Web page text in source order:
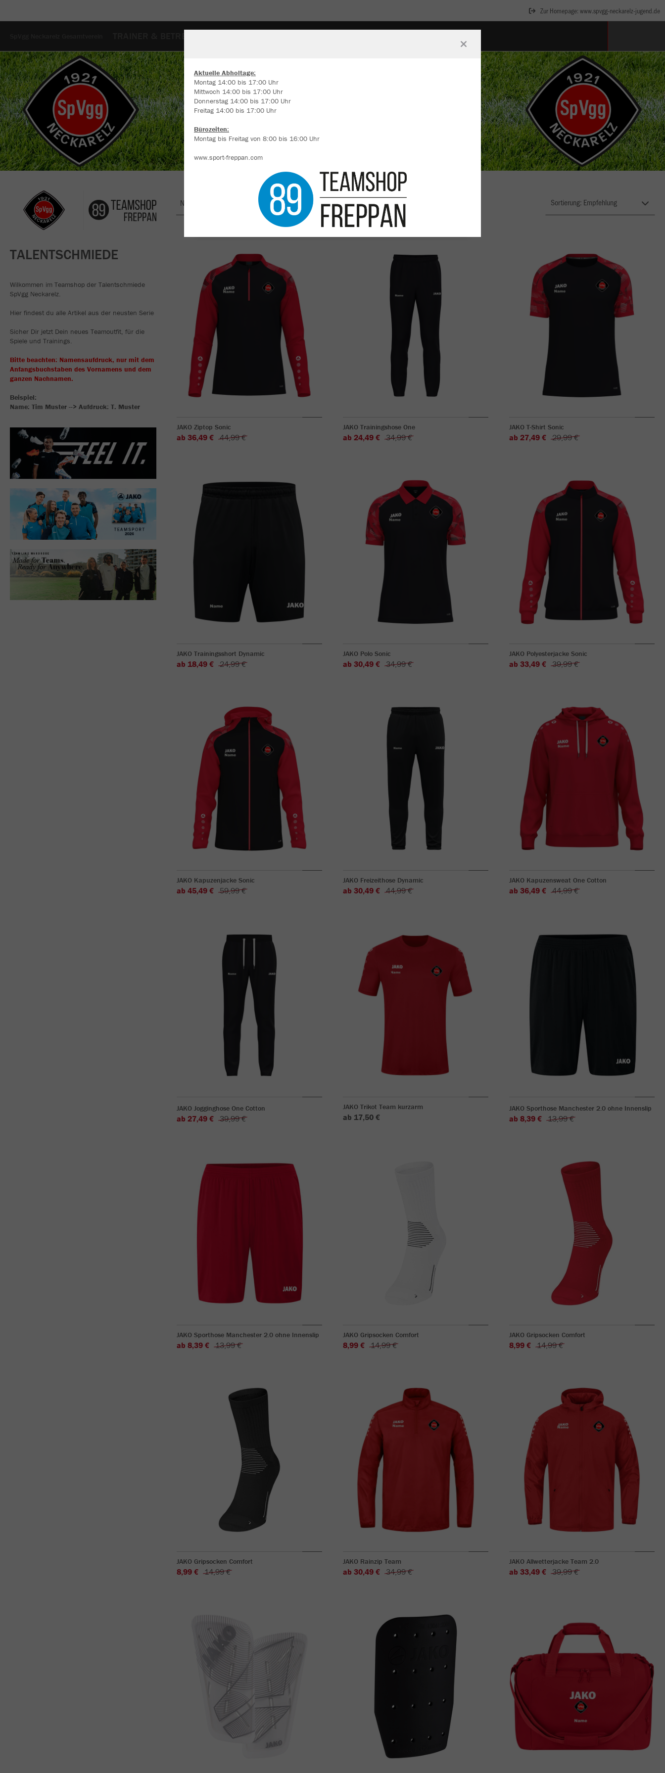
Zur Homepage: www.spvgg-neckarelz-jugend.de
TALENTSCHMIEDE
Wilkommen im Teamshop der Talentschmiede
SpVgg Neckarelz.
Hier findest du alle Artikel aus der neusten Serie
Sicher Dir jetzt Dein neues Teamoutfit, für die
Spiele und Trainings.
Bitte beachten: Namensaufdruck, nur mit dem
Anfangsbuchstaben des Vornamens und dem
ganzen Nachnamen.
Beispiel:
Name: Tim Muster --> Aufdruck: T. Muster
Nachhaltig Farbe
JAKO Ziptop Sonic
ab 36,49 € 44,99 €
JAKO Trainingshose One
ab 24,49 € 34,99 €
JAKO T-Shirt Sonic
ab 27,49 € 29,99 €
JAKO Trainingsshort Dynamic
ab 18,49 € 24,99 €
JAKO Polo Sonic
ab 30,49 € 34,99 €
JAKO Polyesterjacke Sonic
ab 33,49 € 39,99 €
JAKO Kapuzenjacke Sonic
ab 45,49 € 59,99 €
JAKO Freizeithose Dynamic
ab 30,49 € 44,99 €
JAKO Kapuzensweat One Cotton
ab 36,49 € 44,99 €
JAKO Jogginghose One Cotton
ab 27,49 € 39,99 €
JAKO Trikot Team kurzarm
ab 17,50 €
JAKO Sporthose Manchester 2.0 ohne Innenslip
ab 8,39 € 13,99 €
JAKO Sporthose Manchester 2.0 ohne Innenslip
ab 8,39 € 13,99 €
JAKO Gripsocken Comfort
8,99 € 14,99 €
JAKO Gripsocken Comfort
8,99 € 14,99 €
JAKO Gripsocken Comfort
8,99 € 14,99 €
JAKO Rainzip Team
ab 30,49 € 34,99 €
JAKO Allwetterjacke Team 2.0
ab 33,49 € 39,99 €
Aktuelle Abholtage:
Montag 14:00 bis 17:00 Uhr
Mittwoch 14:00 bis 17:00 Uhr
Donnerstag 14:00 bis 17:00 Uhr
Freitag 14:00 bis 17:00 Uhr
Bürozeiten:
Montag bis Freitag von 8:00 bis 16:00 Uhr
www.sport-freppan.com
Wir verwenden Cookies
Durch die Analyse der Besucherdaten können wir dir personalisierte Inhalte
anzeigen und unsere Website verbessern. Weitere Informationen zu den
Alle akzeptieren
mehr Infos
Datenschutz Impressum